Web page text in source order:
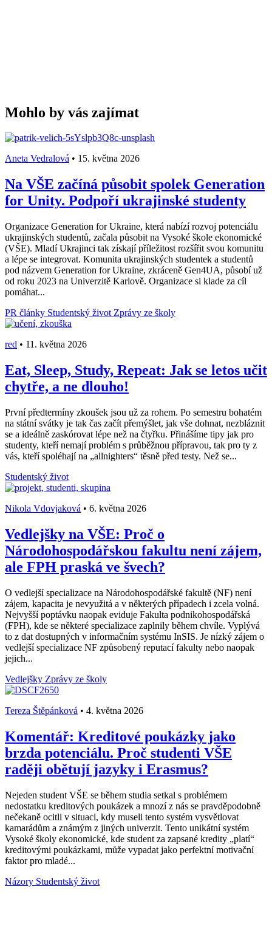
Mohlo by vás zajímat
Aneta Vedralová • 15. května 2026
Na VŠE začíná působit spolek Generation
for Unity. Podpoří ukrajinské studenty
Organizace Generation for Ukraine, která nabízí rozvoj potenciálu
ukrajinských studentů, začala působit na Vysoké škole ekonomické
(VŠE). Mladí Ukrajinci tak získají příležitost rozšířit svou komunitu
a lépe se integrovat. Komunita ukrajinských studentek a studentů
pod názvem Generation for Ukraine, zkráceně Gen4UA, působí už
od roku 2023 na Univerzitě Karlově. Organizace si klade za cíl
pomáhat...
PR články Studentský život Zprávy ze školy
red • 11. května 2026
Eat, Sleep, Study, Repeat: Jak se letos učit
chytře, a ne dlouho!
První předtermíny zkoušek jsou už za rohem. Po semestru bohatém
na státní svátky je tak čas začít přemýšlet, jak vše dohnat, nezbláznit
se a ideálně zaskórovat lépe než na čtyřku. Přinášíme tipy jak pro
studenty, kteří nemají problém s průběžnou přípravou, tak pro ty z
vás, kteří spoléhají na „allnighters“ těsně před testy. Než se...
Studentský život
Nikola Vdovjaková • 6. května 2026
Vedlejšky na VŠE: Proč o
Národohospodářskou fakultu není zájem,
ale FPH praská ve švech?
O vedlejší specializace na Národohospodářské fakultě (NF) není
zájem, kapacita je nevyužitá a v některých případech i zcela volná.
Nejvyšší poptávku naopak eviduje Fakulta podnikohospodářská
(FPH), kde se některé specializace zaplnily během chvíle. Vyplývá
to z dat dostupných v informačním systému InSIS. Je nízký zájem o
vedlejší specializace NF způsobený reputací fakulty nebo naopak
jejich...
Vedlejšky Zprávy ze školy
Tereza Štěpánková • 4. května 2026
Komentář: Kreditové poukázky jako
brzda potenciálu. Proč studenti VŠE
raději obětují jazyky i Erasmus?
Nejeden student VŠE se během studia setkal s problémem
nedostatku kreditových poukázek a mnozí z nás se pravděpodobně
nečekaně ocitli v situaci, kdy museli tento systém vysvětlovat
kamarádům a známým z jiných univerzit. Tento unikátní systém
Vysoké školy ekonomické, kde student za zapsané kredity „platí“
kreditovými poukázkami, může vypadat jako perfektní motivační
faktor pro mladé...
Názory Studentský život